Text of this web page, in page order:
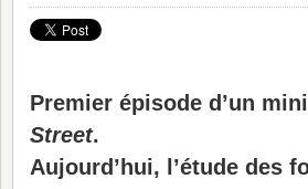
Premier épisode d’un
Street.
Aujourd’hui, l’étude des